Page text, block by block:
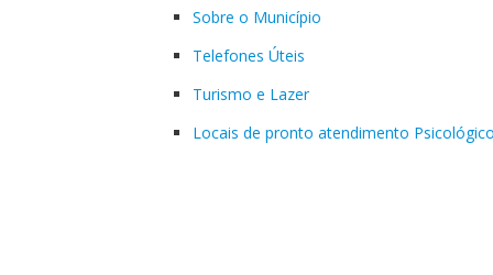
Sobre o Município
Telefones Úteis
Turismo e Lazer
Locais de pronto atendimento